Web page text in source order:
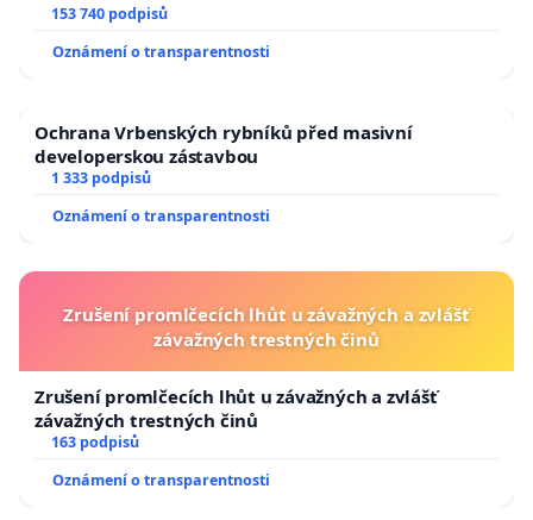
153 740 podpisů
Oznámení o transparentnosti
Ochrana Vrbenských rybníků před masivní
developerskou zástavbou
1 333 podpisů
Oznámení o transparentnosti
Zrušení promlčecích lhůt u závažných a zvlášť
závažných trestných činů
Zrušení promlčecích lhůt u závažných a zvlášť
závažných trestných činů
163 podpisů
Oznámení o transparentnosti